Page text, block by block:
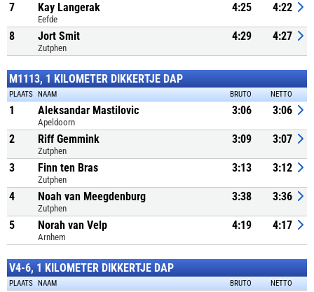
7 Kay Langerak
Eefde
4:25 4:22
8 Jort Smit
Zutphen
4:29 4:27
M1113, 1 KILOMETER DIKKERTJE DAP
PLAATS NAAM BRUTO NETTO
1 Aleksandar Mastilovic
Apeldoorn
3:06 3:06
2 Riff Gemmink
Zutphen
3:09 3:07
3 Finn ten Bras
Zutphen
3:13 3:12
4 Noah van Meegdenburg
Zutphen
3:38 3:36
5 Norah van Velp
Arnhem
4:19 4:17
V4-6, 1 KILOMETER DIKKERTJE DAP
PLAATS NAAM BRUTO NETTO